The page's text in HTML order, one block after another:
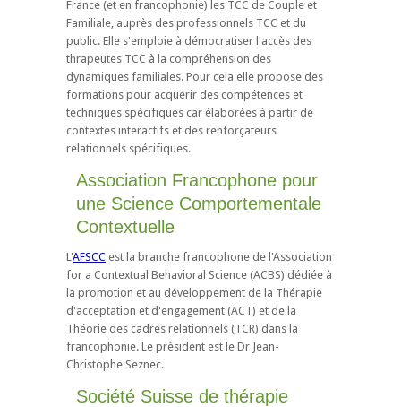
France (et en francophonie) les TCC de Couple et
Familiale, auprès des professionnels TCC et du
public. Elle s'emploie à démocratiser l'accès des
thrapeutes TCC à la compréhension des
dynamiques familiales. Pour cela elle propose des
formations pour acquérir des compétences et
techniques spécifiques car élaborées à partir de
contextes interactifs et des renforçateurs
relationnels spécifiques.
Association Francophone pour
une Science Comportementale
Contextuelle
L'AFSCC est la branche francophone de l'Association
for a Contextual Behavioral Science (ACBS) dédiée à
la promotion et au développement de la Thérapie
d'acceptation et d'engagement (ACT) et de la
Théorie des cadres relationnels (TCR) dans la
francophonie. Le président est le Dr Jean-
Christophe Seznec.
Société Suisse de thérapie